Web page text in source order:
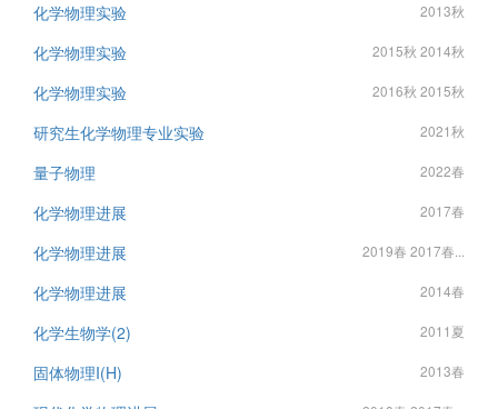
化学物理实验 2013秋
化学物理实验 2015秋 2014秋
化学物理实验 2016秋 2015秋
研究生化学物理专业实验 2021秋
量子物理 2022春
化学物理进展 2017春
化学物理进展 2019春 2017春...
化学物理进展 2014春
化学生物学(2) 2011夏
固体物理I(H) 2013春